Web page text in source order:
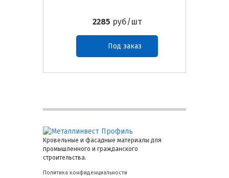
2285 руб/шт
Под заказ
Кровельные и фасадные материалы для
промышленного и гражданского
строительства.
Политика конфиденциальности